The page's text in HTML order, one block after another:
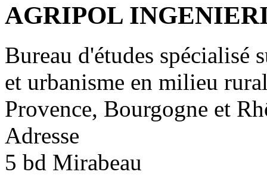
AGRIPOL
Bureau d'études spécialisé
et urbanisme en milieu
Provence, Bourgogne et
Adresse
5 bd Mirabeau